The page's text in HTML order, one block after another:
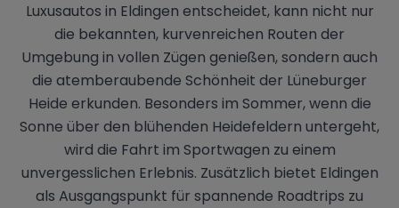
Luxusautos in Eldingen entscheidet, kann nicht nur
die bekannten, kurvenreichen Routen der
Umgebung in vollen Zügen genießen, sondern auch
die atemberaubende Schönheit der Lüneburger
Heide erkunden. Besonders im Sommer, wenn die
Sonne über den blühenden Heidefeldern untergeht,
wird die Fahrt im Sportwagen zu einem
unvergesslichen Erlebnis. Zusätzlich bietet Eldingen
als Ausgangspunkt für spannende Roadtrips zu